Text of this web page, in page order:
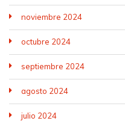
noviembre 2024
octubre 2024
septiembre 2024
agosto 2024
julio 2024